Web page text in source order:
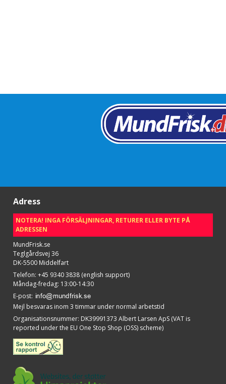
Adress
NOTERA! INGA FÖRSÄLJNINGAR, RETURER ELLER BYTE PÅ
ADRESSEN
MundFrisk.se
Teglgårdsvej 36
DK-5500 Middelfart
Telefon: +45 9340 3838 (english support)
Måndag-fredag: 13:00-14:30
E-post:
Mejl besvaras inom 3 timmar under normal arbetstid
Organisationsnummer: DK39991373 Albert Larsen ApS (VAT is
reported under the EU One Stop Shop (OSS) scheme)